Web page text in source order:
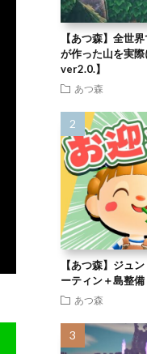
【あつ森】全世
が作った山を実
ver2.0.】
あつ森
【あつ森】ジュ
ーティン＋島整備
あつ森